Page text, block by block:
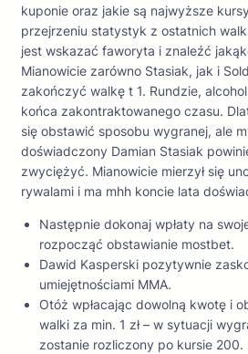
kuponie oraz jakie są najwyższe
przejrzeniu statystyk z ostatnich
jest wskazać faworyta i znaleźć
Mianowicie zarówno Stasiak, jak i
zakończyć walkę t 1. Rundzie,
końca zakontraktowanego czasu.
się obstawić sposobu wygranej, ale
doświadczony Damian Stasiak
zwyciężyć. Mianowicie mierzył się
rywalami i ma mhh koncie lata
Następnie dokonaj wpłaty na
rozpocząć obstawianie mostbet.
Dawid Kasperski pozytywnie
umiejętnościami MMA.
Otóż wpłacając dowolną kwotę i
walki za min. 1 zł – w sytuacji
zostanie rozliczony po kursie 200.